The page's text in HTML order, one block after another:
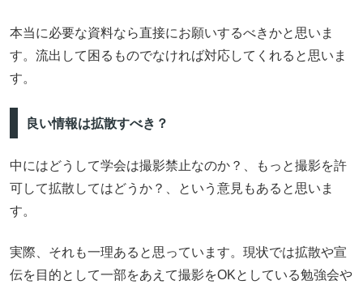
本当に必要な資料なら直接にお願いするべきかと思いま
す。流出して困るものでなければ対応してくれると思いま
す。
良い情報は拡散すべき？
中にはどうして学会は撮影禁止なのか？、もっと撮影を許
可して拡散してはどうか？、という意見もあると思いま
す。
実際、それも一理あると思っています。現状では拡散や宣
伝を目的として一部をあえて撮影をOKとしている勉強会や